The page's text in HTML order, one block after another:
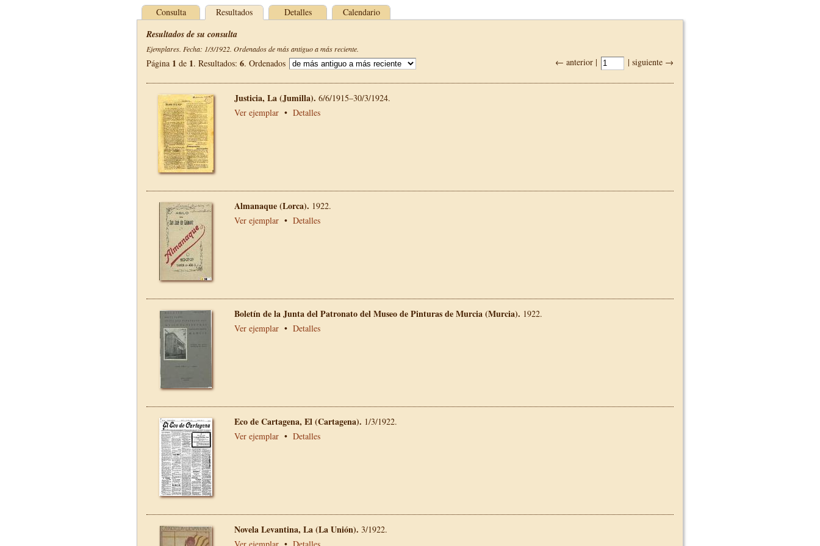
Consulta Resultados Detalles Calendario
Resultados de su consulta
Ejemplares. Fecha: 1/3/1922. Ordenados de más antiguo a más reciente.
← anterior | | siguiente →
Página 1 de 1. Resultados: 6. Ordenados
Justicia, La (Jumilla). 6/6/1915–30/3/1924.
Ver ejemplar • Detalles
Almanaque (Lorca). 1922.
Ver ejemplar • Detalles
Boletín de la Junta del Patronato del Museo de Pinturas de Murcia (Murcia). 1922.
Ver ejemplar • Detalles
Eco de Cartagena, El (Cartagena). 1/3/1922.
Ver ejemplar • Detalles
Novela Levantina, La (La Unión). 3/1922.